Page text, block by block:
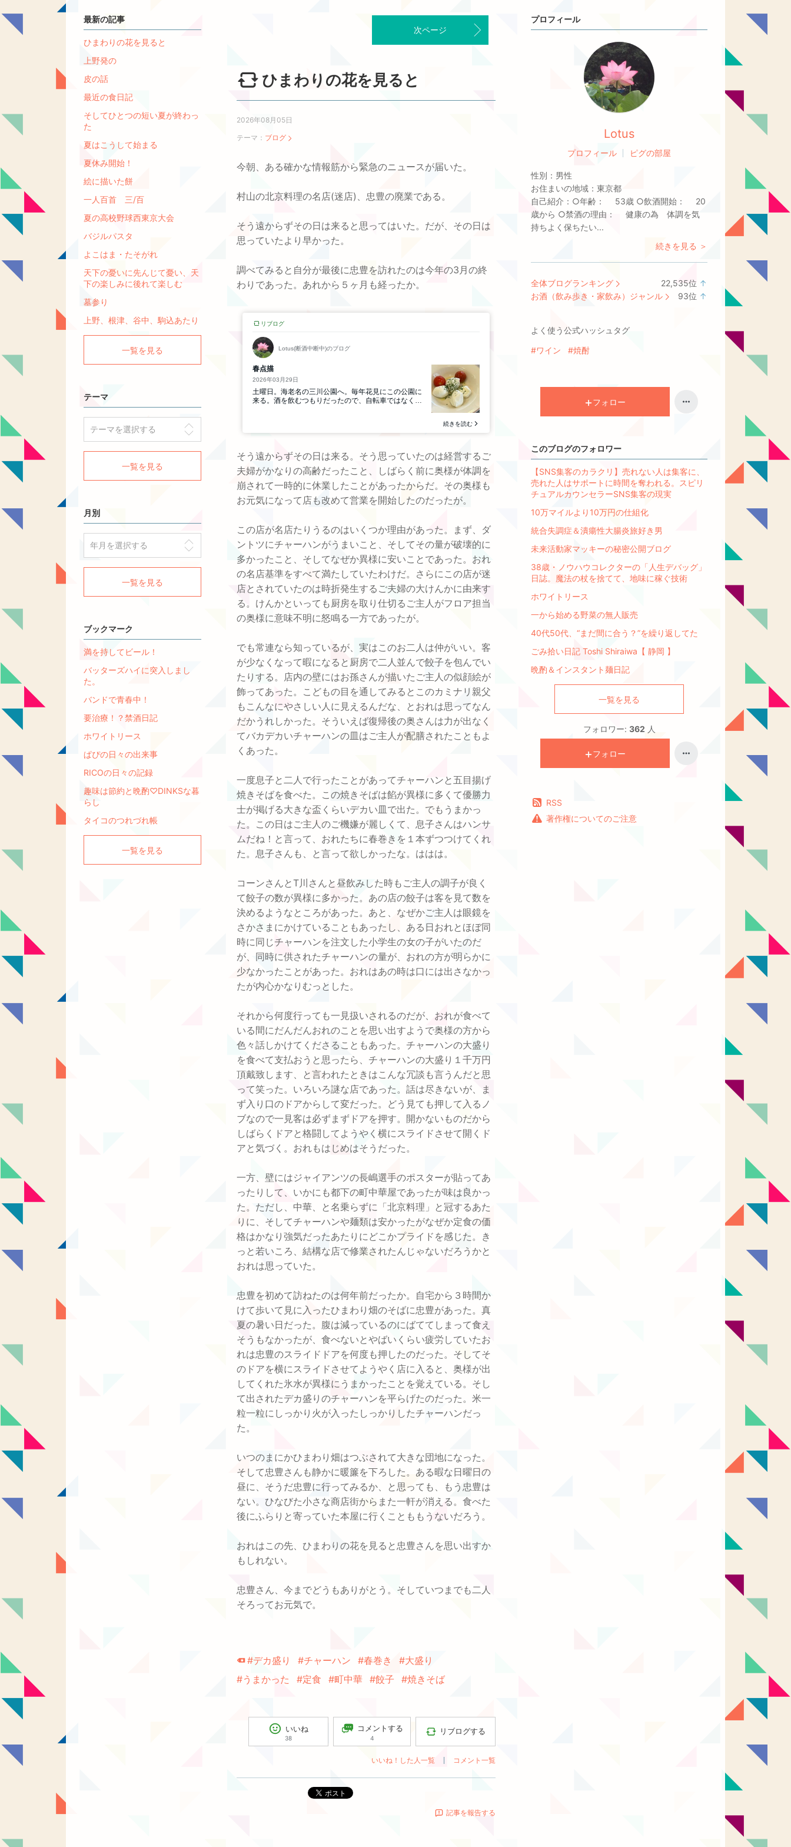
次ページ
ひまわりの花を見ると
2026年08月05日
テーマ： ブログ
今朝、ある確かな情報筋から緊急のニュースが届いた。
村山の北京料理の名店(迷店)、忠豊の廃業である。
そう遠からずその日は来ると思ってはいた。だが、その日は
思っていたより早かった。
調べてみると自分が最後に忠豊を訪れたのは今年の3月の終
わりであった。あれから５ヶ月も経ったか。
そう遠からずその日は来る。そう思っていたのは経営するご
夫婦がかなりの高齢だったこと、しばらく前に奥様が体調を
崩されて一時的に休業したことがあったからだ。その奥様も
お元気になって店も改めて営業を開始したのだったが。
この店が名店たりうるのはいくつか理由があった。まず、ダ
ントツにチャーハンがうまいこと、そしてその量が破壊的に
多かったこと、そしてなぜか異様に安いことであった。おれ
の名店基準をすべて満たしていたわけだ。さらにこの店が迷
店とされていたのは時折発生するご夫婦の大けんかに由来す
る。けんかといっても厨房を取り仕切るご主人がフロア担当
の奥様に意味不明に怒鳴る一方であったが。
でも常連なら知っているが、実はこのお二人は仲がいい。客
が少なくなって暇になると厨房で二人並んで餃子を包んでい
たりする。店内の壁にはお孫さんが描いたご主人の似顔絵が
飾ってあった。こどもの目を通してみるとこのカミナリ親父
もこんなにやさしい人に見えるんだな、とおれは思ってなん
だかうれしかった。そういえば復帰後の奥さんは力が出なく
てバカデカいチャーハンの皿はご主人が配膳されたこともよ
くあった。
一度息子と二人で行ったことがあってチャーハンと五目揚げ
焼きそばを食べた。この焼きそばは餡が異様に多くて優勝力
士が掲げる大きな盃くらいデカい皿で出た。でもうまかっ
た。この日はご主人のご機嫌が麗しくて、息子さんはハンサ
ムだね！と言って、おれたちに春巻きを１本ずつつけてくれ
た。息子さんも、と言って欲しかったな。ははは。
コーンさんとT川さんと昼飲みした時もご主人の調子が良く
て餃子の数が異様に多かった。あの店の餃子は客を見て数を
決めるようなところがあった。あと、なぜかご主人は眼鏡を
さかさまにかけていることもあったし、ある日おれとほぼ同
時に同じチャーハンを注文した小学生の女の子がいたのだ
が、同時に供されたチャーハンの量が、おれの方が明らかに
少なかったことがあった。おれはあの時は口には出さなかっ
たが内心かなりむっとした。
それから何度行っても一見扱いされるのだが、おれが食べて
いる間にだんだんおれのことを思い出すようで奥様の方から
色々話しかけてくださることもあった。チャーハンの大盛り
を食べて支払おうと思ったら、チャーハンの大盛り１千万円
頂戴致します、と言われたときはこんな冗談も言うんだと思
って笑った。いろいろ謎な店であった。話は尽きないが、ま
ず入り口のドアからして変だった。どう見ても押して入るノ
ブなので一見客は必ずまずドアを押す。開かないものだから
しばらくドアと格闘してようやく横にスライドさせて開くド
アと気づく。おれもはじめはそうだった。
一方、壁にはジャイアンツの長嶋選手のポスターが貼ってあ
ったりして、いかにも都下の町中華屋であったが味は良かっ
た。ただし、中華、と名乗らずに「北京料理」と冠するあた
りに、そしてチャーハンや麺類は安かったがなぜか定食の価
格はかなり強気だったあたりにどこかプライドを感じた。き
っと若いころ、結構な店で修業されたんじゃないだろうかと
おれは思っていた。
忠豊を初めて訪ねたのは何年前だったか。自宅から３時間か
けて歩いて見に入ったひまわり畑のそばに忠豊があった。真
夏の暑い日だった。腹は減っているのにばててしまって食え
そうもなかったが、食べないとやばいくらい疲労していたお
れは忠豊のスライドドアを何度も押したのだった。そしてそ
のドアを横にスライドさせてようやく店に入ると、奥様が出
してくれた氷水が異様にうまかったことを覚えている。そし
て出されたデカ盛りのチャーハンを平らげたのだった。米一
粒一粒にしっかり火が入ったしっかりしたチャーハンだっ
た。
いつのまにかひまわり畑はつぶされて大きな団地になった。
そして忠豊さんも静かに暖簾を下ろした。ある暇な日曜日の
昼に、そうだ忠豊に行ってみるか、と思っても、もう忠豊は
ない。ひなびた小さな商店街からまた一軒が消える。食べた
後にふらりと寄っていた本屋に行くことももうないだろう。
おれはこの先、ひまわりの花を見ると忠豊さんを思い出すか
もしれない。
忠豊さん、今までどうもありがとう。そしていつまでも二人
そろってお元気で。
#デカ盛り #チャーハン #春巻き
#大盛り
#うまかった
#定食 #町中華 #餃子 #焼きそば
いいね
38
コメントする
4
リブログする
いいね！した人一覧 コメント一覧
ポスト
記事を報告する
プロフィール
Lotus
プロフィール ピグの部屋
性別： 男性
お住まいの地域： 東京都
自己紹介： ○年齢： 53歳 ○飲酒開始： 20
歳から ○禁酒の理由： 健康の為 体調を気
持ちよく保ちたい...
続きを見る ＞
全体ブログランキング 22,535位 ↑
お酒（飲み歩き・家飲み）ジャンル 93位 ↑
よく使う公式ハッシュタグ
#ワイン #焼酎
フォロー
このブログのフォロワー
【SNS集客のカラクリ】売れない人は集客に、
売れた人はサポートに時間を奪われる。スピリ
チュアルカウンセラーSNS集客の現実
10万マイルより10万円の仕組化
統合失調症＆潰瘍性大腸炎旅好き男
未来活動家マッキーの秘密公開ブログ
38歳・ノウハウコレクターの「人生デバッグ」
日誌。魔法の杖を捨てて、地味に稼ぐ技術
ホワイトリース
一から始める野菜の無人販売
40代50代、“まだ間に合う？”を繰り返してた
ごみ拾い日記 Toshi Shiraiwa【 静岡 】
晩酌＆インスタント麺日記
一覧を見る
フォロワー: 362 人
フォロー
RSS
著作権についてのご注意
最新の記事
ひまわりの花を見ると
上野発の
皮の話
最近の食日記
そしてひとつの短い夏が終わっ
た
夏はこうして始まる
夏休み開始！
絵に描いた餅
一人百首 三/百
夏の高校野球西東京大会
バジルパスタ
よこはま・たそがれ
天下の憂いに先んじて憂い、天
下の楽しみに後れて楽しむ
墓参り
上野、根津、谷中、駒込あたり
一覧を見る
テーマ
一覧を見る
月別
一覧を見る
ブックマーク
満を持してビール！
バッターズハイに突入しまし
た。
バンドで青春中！
要治療！？禁酒日記
ホワイトリース
ぱぴの日々の出来事
RICOの日々の記録
趣味は節約と晩酌♡DINKSな暮
らし
タイコのつれづれ帳
一覧を見る